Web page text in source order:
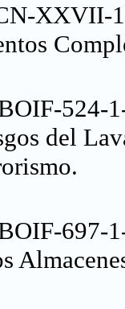
XXVII-
524-
del
.
697-